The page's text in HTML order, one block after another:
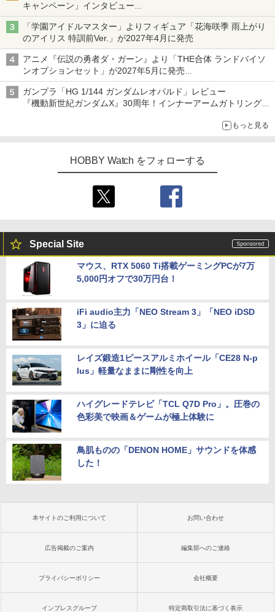
キャンペーン」インタビュー
子どもが楽しめるかっぱ寿司ならではの体験とコラボの楽しさを
追求
「学園アイドルマスター」よりフィギュア「花海咲季 雨上がり
のアイリス 特訓前Ver.」が2027年4月に発売
アニメ『伝説の勇者ダ・ガーン』より「THE合体 ランドバイソ
ンオプションセット」が2027年5月に発売
「THE合体ランドバイソン」と連動するオプションパーツセット
ガンプラ「HG 1/144 ガンダムレオパルド」レビュー
『機動新世紀ガンダムX』30周年！インナーアームガトリングの
もっと見る
HOBBY Watch をフォローする
Special Site
マウス、RTX 5060 Ti搭載ゲーミングPCが7万
5,000円オフで30万円台！
iFi audio主力「NEO Stream 3」「NEO iDSD
3」に迫る
レイズ鍛造1ピースアルミホイール「CE28 N-p
lus」軽量なままに剛性を向上
ハイグレードテレビ「TCL Q7D Pro」。圧巻の
色彩美で映画＆ゲームが極上体験に
鳥肌ものの「DENON HOME」サウンドを体感
した！
本サイトのご利用について お問い合わせ
広告掲載のご案内 編集部へのご連絡
プライバシーポリシー 会社概要
インプレスグループ 特定商取引法に基づく表示